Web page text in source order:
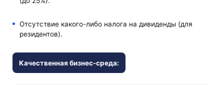
Отсутствие какого-либо налога на дивиденды (для
резидентов).
Качественная бизнес-среда: